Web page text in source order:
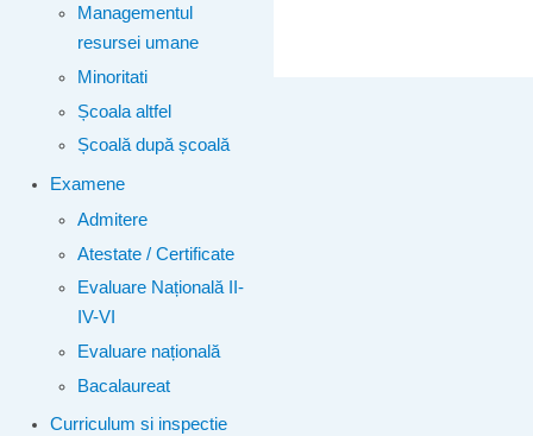
Managementul
resursei umane
Minoritati
Școala altfel
Școală după școală
Examene
Admitere
Atestate / Certificate
Evaluare Națională II-
IV-VI
Evaluare națională
Bacalaureat
Curriculum si inspectie